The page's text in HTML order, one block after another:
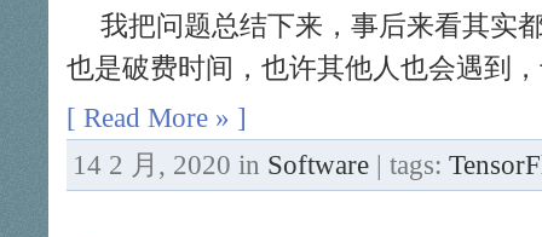
我把问题总结下来，事后来看其实
也是破费时间，也许其他人也会遇到
[ Read More » ]
14 2 月, 2020 in Software | tags: